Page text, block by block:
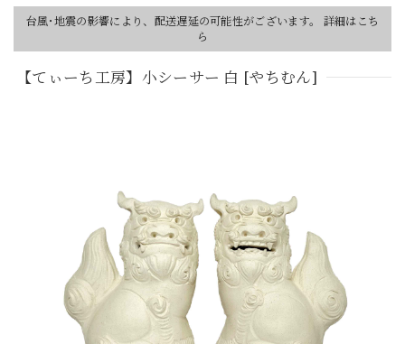
台風･地震の影響により、配送遅延の可能性がございます。 詳細はこち
ら
【てぃーち工房】小シーサー 白 [やちむん]